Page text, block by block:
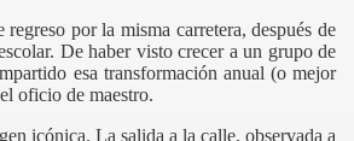
por la misma carretera, después de
De haber visto crecer a un grupo de
esa transformación anual (o mejor
oficio de maestro.
icónica. La salida a la calle, observada a